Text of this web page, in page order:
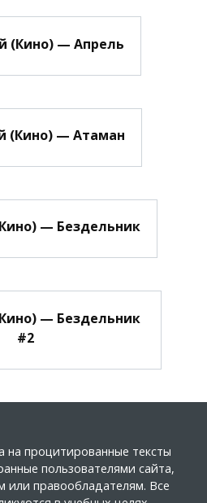
(Кино) — Апрель
(Кино) — Атаман
— Бездельник
— Бездельник
#2
на процитированные тексты
пользователями сайта,
или правообладателям. Все